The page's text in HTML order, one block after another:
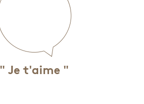
" Je t'aime "